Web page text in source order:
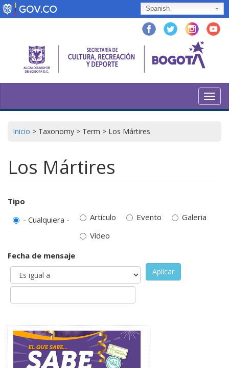
Pasar
al
Spanish
Inicio > Taxonomy > Term > Los Mártires
Los Mártires
Tipo
- Cualquiera -
Artículo Evento
Galeria
Vídeo
Fecha de mensaje
Aplicar